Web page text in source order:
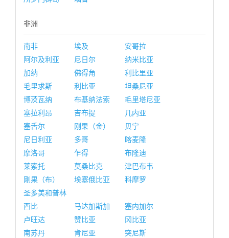
非洲
南非 埃及
安哥拉
阿尔及利亚
尼日尔
纳米比亚
加纳
佛得角
利比里亚
毛里求斯
利比亚
坦桑尼亚
博茨瓦纳
布基纳法索
毛里塔尼亚
塞拉利昂
吉布提
几内亚
塞舌尔
刚果（金）
贝宁
尼日利亚
多哥
喀麦隆
摩洛哥
乍得
布隆迪
莱索托
莫桑比克
津巴布韦
刚果（布）
埃塞俄比亚
科摩罗
圣多美和普林
西比
马达加斯加
塞内加尔
卢旺达
赞比亚
冈比亚
南苏丹
肯尼亚 突尼斯